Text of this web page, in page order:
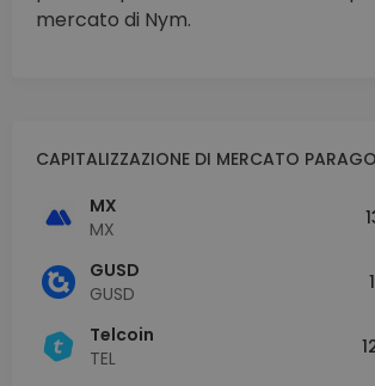
mercato di Nym.
CAPITALIZZAZIONE DI MERCATO
MX
MX
GUSD
GUSD
Telcoin
TEL